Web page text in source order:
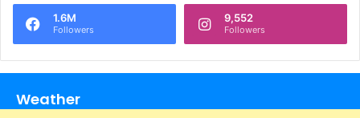
1.6M
Followers
9,552
Followers
Weather